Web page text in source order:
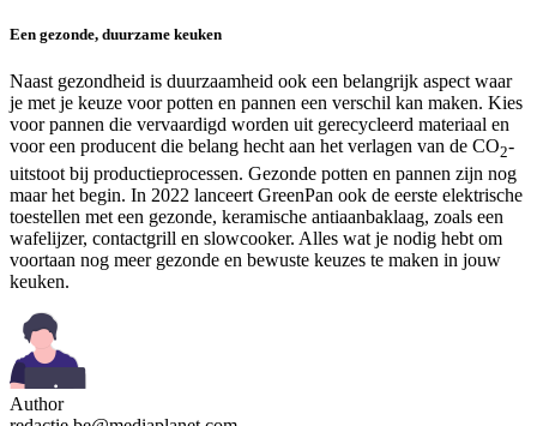
Een gezonde, duurzame keuken
Naast gezondheid is duurzaamheid ook een belangrijk aspect waar
je met je keuze voor potten en pannen een verschil kan maken. Kies
voor pannen die vervaardigd worden uit gerecycleerd materiaal en
voor een producent die belang hecht aan het verlagen van de CO2-
uitstoot bij productieprocessen. Gezonde potten en pannen zijn nog
maar het begin. In 2022 lanceert GreenPan ook de eerste elektrische
toestellen met een gezonde, keramische antiaanbaklaag, zoals een
wafelijzer, contactgrill en slowcooker. Alles wat je nodig hebt om
voortaan nog meer gezonde en bewuste keuzes te maken in jouw
keuken.
Author